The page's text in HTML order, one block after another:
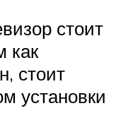
стоит
как
стоит
установки